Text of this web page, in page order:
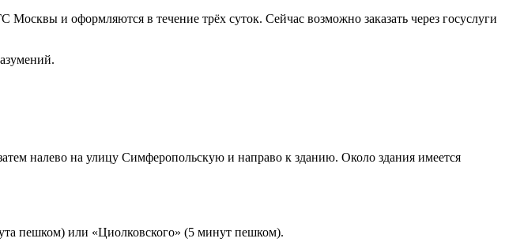
и оформляются в течение трёх суток. Сейчас возможно заказать через госуслуги
налево на улицу Симферопольскую и направо к зданию. Около здания имеется
пешком) или «Циолковского» (5 минут пешком).